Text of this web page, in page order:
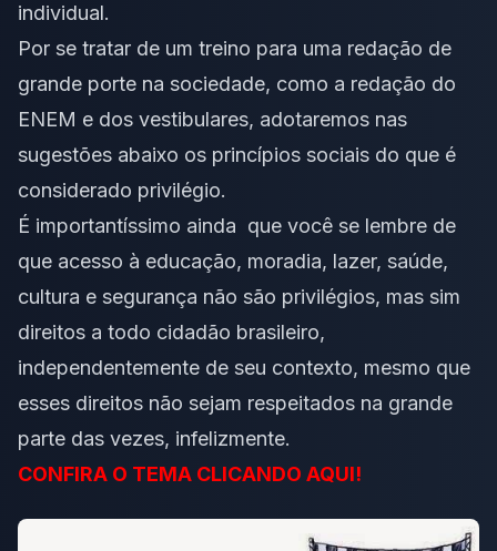
individual.
Por se tratar de um treino para uma redação de
grande porte na sociedade, como a redação do
ENEM e dos vestibulares, adotaremos nas
sugestões abaixo os princípios sociais do que é
considerado privilégio.
É importantíssimo ainda que você se lembre de
que acesso à educação, moradia, lazer, saúde,
cultura e segurança não são privilégios, mas sim
direitos a todo cidadão brasileiro,
independentemente de seu contexto, mesmo que
esses direitos não sejam respeitados na grande
parte das vezes, infelizmente.
CONFIRA O TEMA CLICANDO AQUI!